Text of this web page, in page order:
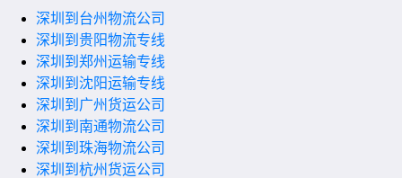
深圳到台州物流公司
深圳到贵阳物流专线
深圳到郑州运输专线
深圳到沈阳运输专线
深圳到广州货运公司
深圳到南通物流公司
深圳到珠海物流公司
深圳到杭州货运公司